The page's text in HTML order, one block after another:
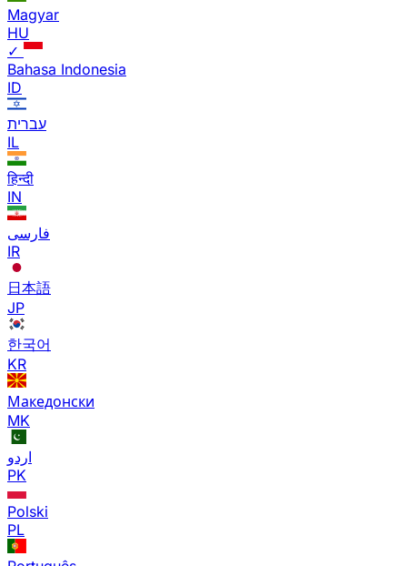
Magyar
HU
✓
Bahasa Indonesia
ID
עברית
IL
हिन्दी
IN
فارسی
IR
日本語
JP
한국어
KR
Македонски
MK
اردو
PK
Polski
PL